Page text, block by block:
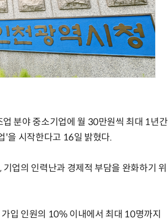
분야 중소기업에 월 30만원씩 최대 1년간
'을 시작한다고 16일 밝혔다.
업의 인력난과 경제적 부담을 완화하기 위
입 인원의 10% 이내에서 최대 10명까지
AI Native Enterprise를 지원하는 AI Ready Data 플랫폼 활용 전략